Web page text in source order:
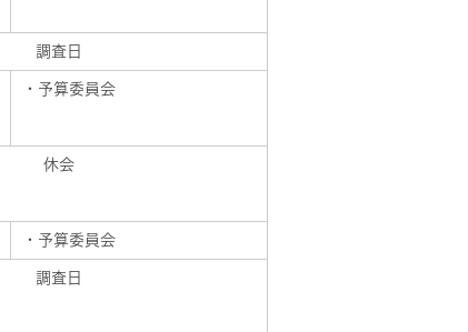
調査日
・予算委員会
休会
・予算委員会
調査日